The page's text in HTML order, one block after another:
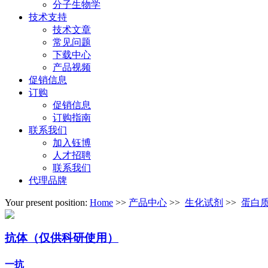
分子生物学
技术支持
技术文章
常见问题
下载中心
产品视频
促销信息
订购
促销信息
订购指南
联系我们
加入钰博
人才招聘
联系我们
代理品牌
Your present position: Home >> 产品中心 >> 生化试剂 >> 蛋白
抗体（仅供科研使用）
一抗